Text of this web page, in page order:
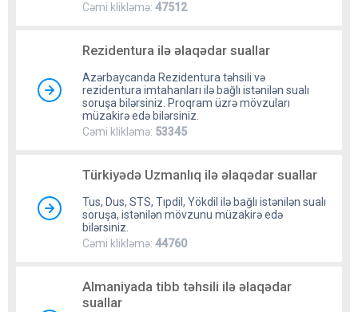
Cəmi klikləmə: 47512
Rezidentura ilə əlaqədar suallar
Azərbaycanda Rezidentura təhsili və
rezidentura imtahanları ilə bağlı istənilən sualı
soruşa bilərsiniz. Proqram üzrə mövzuları
müzakirə edə bilərsiniz.
Cəmi klikləmə: 53345
Türkiyədə Uzmanlıq ilə əlaqədar suallar
Tus, Dus, STS, Tıpdil, Yökdil ilə bağlı istənilən sualı
soruşa, istənilən mövzunu müzakirə edə
bilərsiniz.
Cəmi klikləmə: 44760
Almaniyada tibb təhsili ilə əlaqədar
suallar